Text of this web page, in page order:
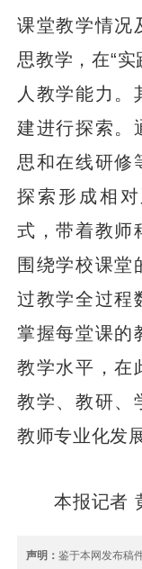
课堂教学情况
思教学，在“
人教学能力。
建进行探索。
思和在线研修
探索形成相
式，带着教师
围绕学校课堂
过教学全过程
掌握每堂课的
教学水平，在
教学、教研、
教师专业化发展
本报记者
声明：鉴于本网发布稿